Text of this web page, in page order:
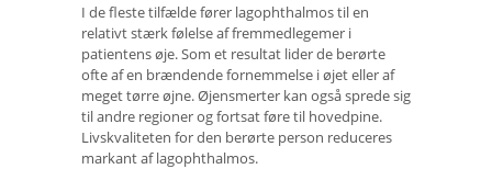
I de fleste tilfælde fører lagophthalmos til en
relativt stærk følelse af fremmedlegemer i
patientens øje. Som et resultat lider de berørte
ofte af en brændende fornemmelse i øjet eller af
meget tørre øjne. Øjensmerter kan også sprede sig
til andre regioner og fortsat føre til hovedpine.
Livskvaliteten for den berørte person reduceres
markant af lagophthalmos.